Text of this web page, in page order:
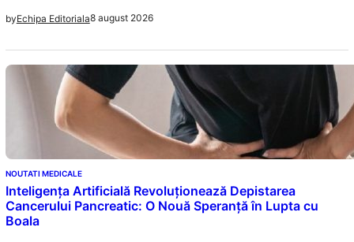
byEchipa Editoriala8 august 2026
NOUTATI MEDICALE
Inteligența Artificială Revoluționează Depistarea
Cancerului Pancreatic: O Nouă Speranță în Lupta cu
Boala